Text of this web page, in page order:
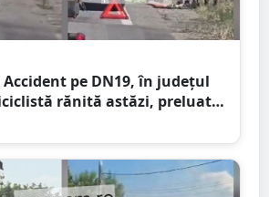
Accident pe DN19, în județul
rănită astăzi, preluată